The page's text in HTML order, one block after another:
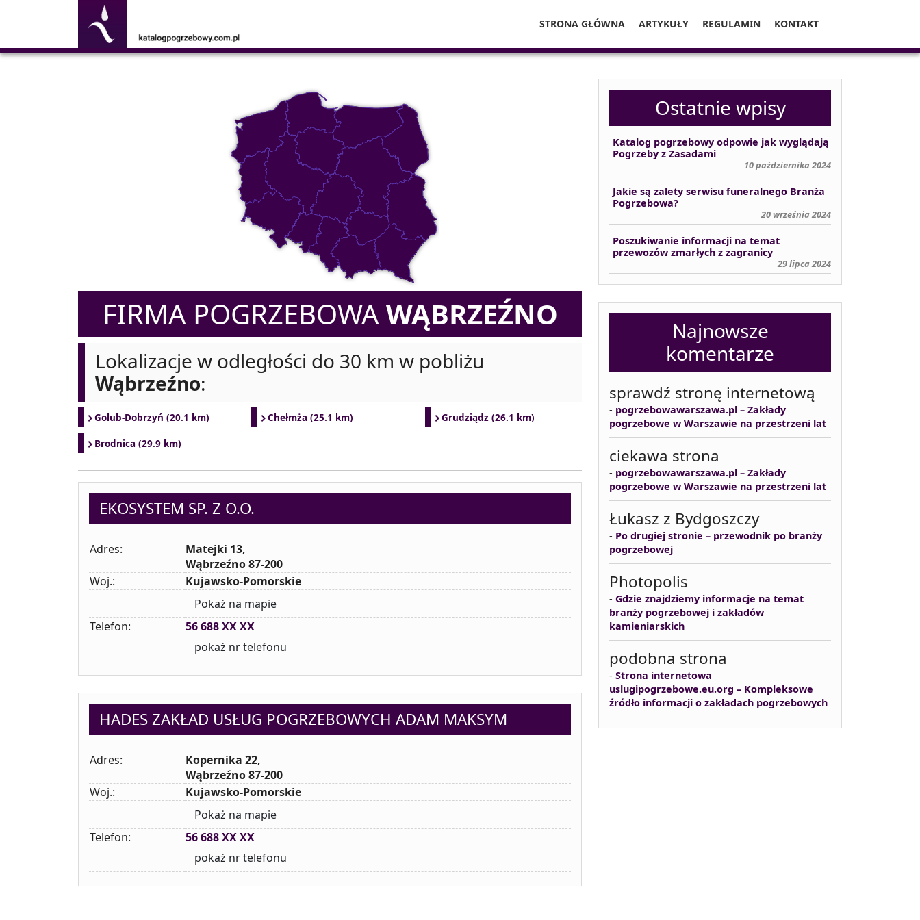
STRONA GŁÓWNA ARTYKUŁY REGULAMIN KONTAKT
FIRMA POGRZEBOWAWĄBRZEŹNO
Lokalizacje w odległości do 30 km w pobliżu
Wąbrzeźno:
Golub-Dobrzyń (20.1 km) Chełmża (25.1 km) Grudziądz (26.1 km)
Brodnica (29.9 km)
EKOSYSTEM SP. Z O.O.
Adres:
Matejki 13,
Wąbrzeźno 87-200
Woj.:
Kujawsko-Pomorskie
Pokaż na mapie
Telefon:
56 688 XX XX
pokaż nr telefonu
HADES ZAKŁAD USŁUG POGRZEBOWYCH ADAM MAKSYM
Adres:
Kopernika 22,
Wąbrzeźno 87-200
Woj.:
Kujawsko-Pomorskie
Pokaż na mapie
Telefon:
56 688 XX XX
pokaż nr telefonu
Ostatnie wpisy
Katalog pogrzebowy odpowie jak wyglądają
Pogrzeby z Zasadami
10 października 2024
Jakie są zalety serwisu funeralnego Branża
Pogrzebowa?
20 września 2024
Poszukiwanie informacji na temat
przewozów zmarłych z zagranicy
29 lipca 2024
Najnowsze
komentarze
sprawdź stronę internetową
- pogrzebowawarszawa.pl – Zakłady
pogrzebowe w Warszawie na przestrzeni lat
ciekawa strona
- pogrzebowawarszawa.pl – Zakłady
pogrzebowe w Warszawie na przestrzeni lat
Łukasz z Bydgoszczy
- Po drugiej stronie – przewodnik po branży
pogrzebowej
Photopolis
- Gdzie znajdziemy informacje na temat
branży pogrzebowej i zakładów
kamieniarskich
podobna strona
- Strona internetowa
uslugipogrzebowe.eu.org – Kompleksowe
źródło informacji o zakładach pogrzebowych